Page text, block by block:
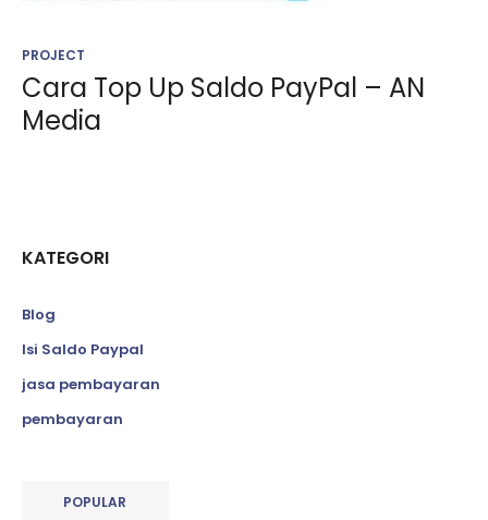
PROJECT
Cara Top Up Saldo PayPal – AN
Media
KATEGORI
Blog
Isi Saldo Paypal
jasa pembayaran
pembayaran
POPULAR